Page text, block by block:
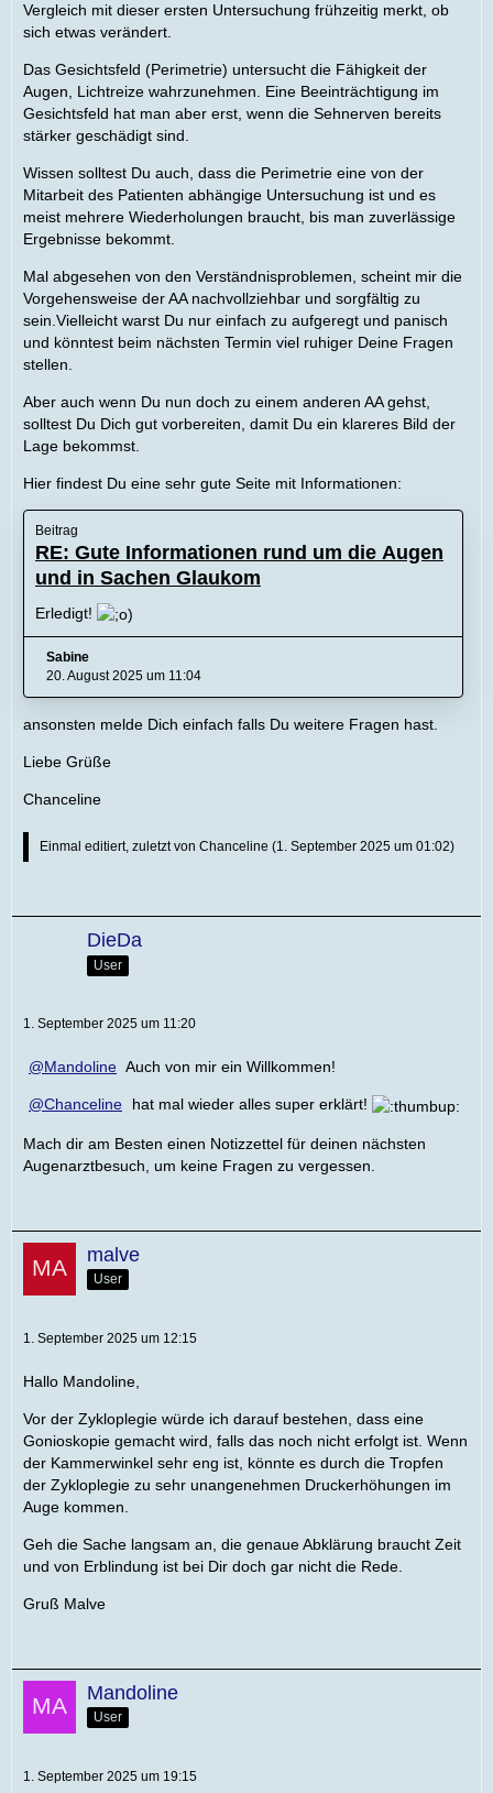
Vergleich mit dieser ersten Untersuchung frühzeitig merkt, ob
sich etwas verändert.
Das Gesichtsfeld (Perimetrie) untersucht die Fähigkeit der
Augen, Lichtreize wahrzunehmen. Eine Beeinträchtigung im
Gesichtsfeld hat man aber erst, wenn die Sehnerven bereits
stärker geschädigt sind.
Wissen solltest Du auch, dass die Perimetrie eine von der
Mitarbeit des Patienten abhängige Untersuchung ist und es
meist mehrere Wiederholungen braucht, bis man zuverlässige
Ergebnisse bekommt.
Mal abgesehen von den Verständnisproblemen, scheint mir die
Vorgehensweise der AA nachvollziehbar und sorgfältig zu
sein.Vielleicht warst Du nur einfach zu aufgeregt und panisch
und könntest beim nächsten Termin viel ruhiger Deine Fragen
stellen.
Aber auch wenn Du nun doch zu einem anderen AA gehst,
solltest Du Dich gut vorbereiten, damit Du ein klareres Bild der
Lage bekommst.
Hier findest Du eine sehr gute Seite mit Informationen:
Beitrag
RE: Gute Informationen rund um die Augen
und in Sachen Glaukom
Erledigt!
Sabine
20. August 2025 um 11:04
ansonsten melde Dich einfach falls Du weitere Fragen hast.
Liebe Grüße
Chanceline
Einmal editiert, zuletzt von Chanceline (1. September 2025 um 01:02)
DieDa
User
1. September 2025 um 11:20
Mandoline Auch von mir ein Willkommen!
Chanceline hat mal wieder alles super erklärt!
Mach dir am Besten einen Notizzettel für deinen nächsten
Augenarztbesuch, um keine Fragen zu vergessen.
malve
User
1. September 2025 um 12:15
Hallo Mandoline,
Vor der Zykloplegie würde ich darauf bestehen, dass eine
Gonioskopie gemacht wird, falls das noch nicht erfolgt ist. Wenn
der Kammerwinkel sehr eng ist, könnte es durch die Tropfen
der Zykloplegie zu sehr unangenehmen Druckerhöhungen im
Auge kommen.
Geh die Sache langsam an, die genaue Abklärung braucht Zeit
und von Erblindung ist bei Dir doch gar nicht die Rede.
Gruß Malve
Mandoline
User
1. September 2025 um 19:15